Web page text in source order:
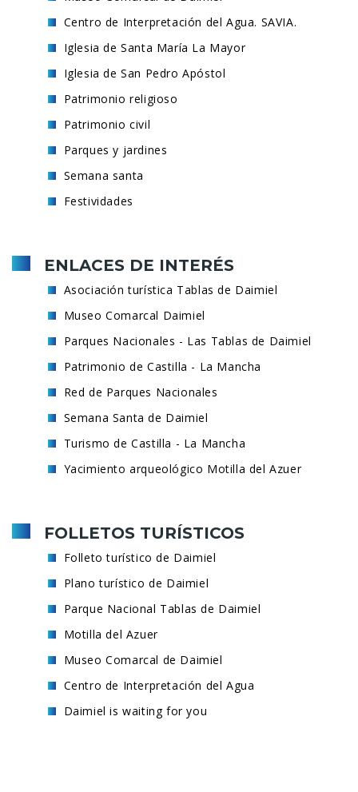
Centro de Interpretación del Agua. SAVIA.
Iglesia de Santa María La Mayor
Iglesia de San Pedro Apóstol
Patrimonio religioso
Patrimonio civil
Parques y jardines
Semana santa
Festividades
ENLACES DE INTERÉS
Asociación turística Tablas de Daimiel
Museo Comarcal Daimiel
Parques Nacionales - Las Tablas de Daimiel
Patrimonio de Castilla - La Mancha
Red de Parques Nacionales
Semana Santa de Daimiel
Turismo de Castilla - La Mancha
Yacimiento arqueológico Motilla del Azuer
FOLLETOS TURÍSTICOS
Folleto turístico de Daimiel
Plano turístico de Daimiel
Parque Nacional Tablas de Daimiel
Motilla del Azuer
Museo Comarcal de Daimiel
Centro de Interpretación del Agua
Daimiel is waiting for you